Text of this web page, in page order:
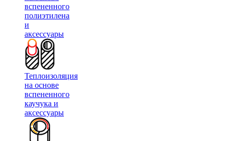
вспененного
полиэтилена
и
аксессуары
Теплоизоляция
на основе
вспененного
каучука и
аксессуары